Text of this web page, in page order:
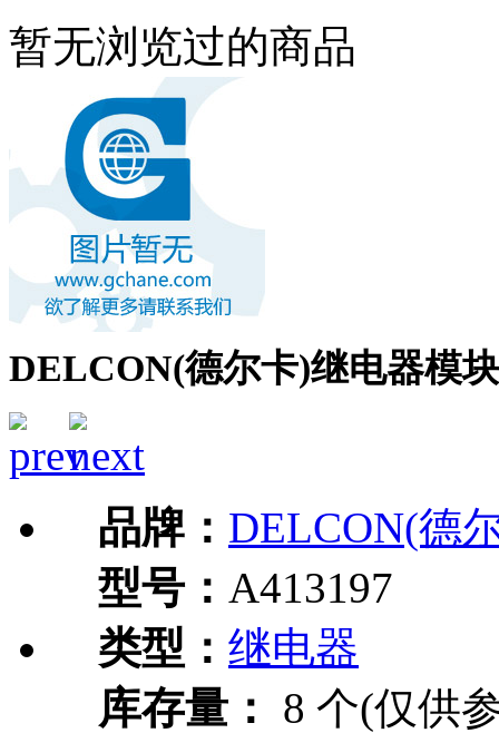
暂无浏览过的商品
DELCON(德尔卡)继电器模
品牌： DELCON(德
型号： A413197
类型： 继电器
库存量：
8 个(仅供